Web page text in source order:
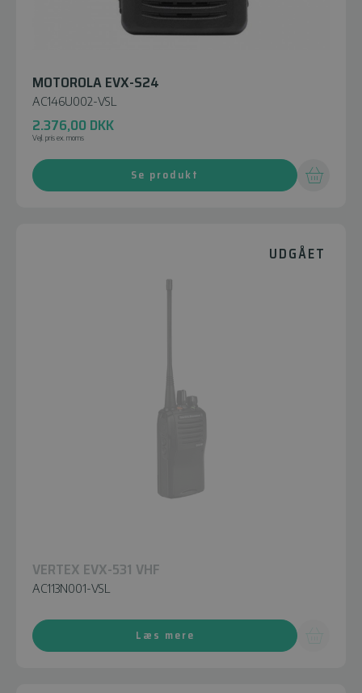
MOTOROLA EVX-S24
AC146U002-VSL
2.376,00 DKK
Vejl. pris ex. moms
Se produkt
UDGÅET
VERTEX EVX-531 VHF
AC113N001-VSL
Læs mere